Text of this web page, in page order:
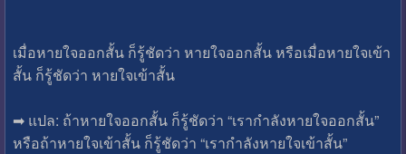
เมื่อหายใจออกสั้น ก็รู้ชัดว่า หายใจออกสั้น หรือเมื่อหายใจเข้า
สั้น ก็รู้ชัดว่า หายใจเข้าสั้น
➡ แปล: ถ้าหายใจออกสั้น ก็รู้ชัดว่า “เรากำลังหายใจออกสั้น”
หรือถ้าหายใจเข้าสั้น ก็รู้ชัดว่า “เรากำลังหายใจเข้าสั้น”